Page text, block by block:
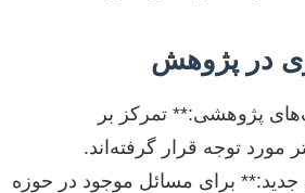
در پژوهش
پژوهشی:** تمرکز بر
مورد توجه قرار گرفته‌اند.
جدید:** برای مسائل موجود در حوزه